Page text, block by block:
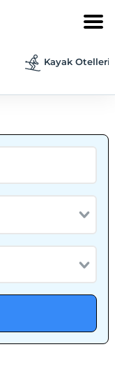
Kayak Otelleri